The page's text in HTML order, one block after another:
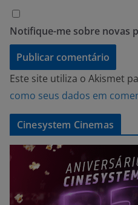
Notifique-me sobre novas
Este site utiliza o Akismet
como seus dados em
Cinesystem Cinemas